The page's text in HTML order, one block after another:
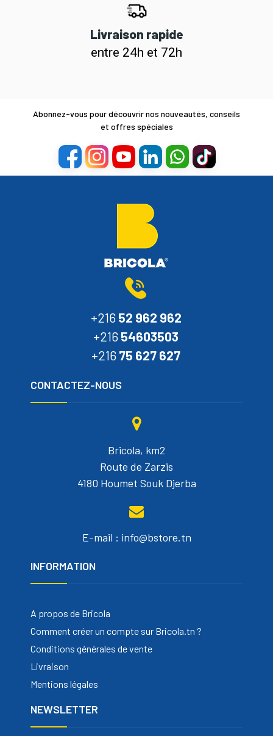
Livraison rapide
entre 24h et 72h
Abonnez-vous pour découvrir nos nouveautés, conseils
et offres spéciales
+216 52 962 962
+216 54603503
+216 75 627 627
CONTACTEZ-NOUS
Bricola, km2
Route de Zarzis
4180 Houmet Souk Djerba
E-mail : info@bstore.tn
INFORMATION
A propos de Bricola
Comment créer un compte sur Bricola.tn ?
Conditions générales de vente
Livraison
Mentions légales
NEWSLETTER